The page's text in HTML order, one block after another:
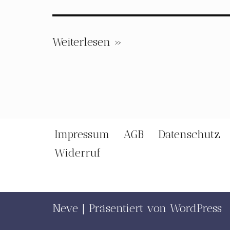
Weiterlesen »
Impressum AGB
Datenschutz
Widerruf
Neve | Präsentiert von WordPress